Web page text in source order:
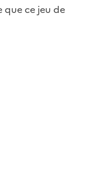
quece jeu de